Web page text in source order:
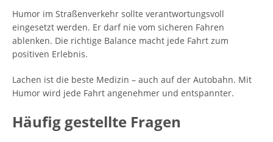
Humor im Straßenverkehr sollte verantwortungsvoll
eingesetzt werden. Er darf nie vom sicheren Fahren
ablenken. Die richtige Balance macht jede Fahrt zum
positiven Erlebnis.
Lachen ist die beste Medizin – auch auf der Autobahn. Mit
Humor wird jede Fahrt angenehmer und entspannter.
Häufig gestellte Fragen